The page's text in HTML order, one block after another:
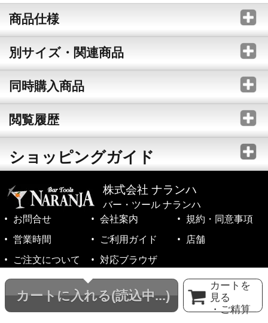
カートに入れる(読込中...)
カートを
見る
・ご精算
商品仕様
別サイズ・関連商品
同時購入商品
閲覧履歴
ショッピングガイド
株式会社 ナランハ
バー・ツール ナランハ
お問合せ
会社案内
規約・同意事項
営業時間
ご利用ガイド
店舗
ご注文について
対応ブラウザ
©1999-2026 NARANJA Inc. All Rights Reserved.